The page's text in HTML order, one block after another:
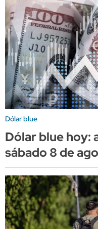
Dólar blue
Dólar blue hoy:
sábado 8 de